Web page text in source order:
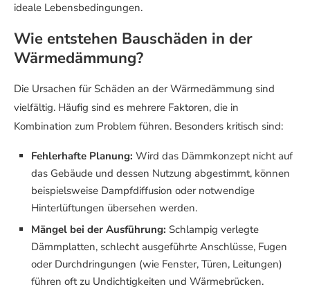
ideale Lebensbedingungen.
Wie entstehen Bauschäden in der
Wärmedämmung?
Die Ursachen für Schäden an der Wärmedämmung sind
vielfältig. Häufig sind es mehrere Faktoren, die in
Kombination zum Problem führen. Besonders kritisch sind:
Fehlerhafte Planung: Wird das Dämmkonzept nicht auf
das Gebäude und dessen Nutzung abgestimmt, können
beispielsweise Dampfdiffusion oder notwendige
Hinterlüftungen übersehen werden.
Mängel bei der Ausführung: Schlampig verlegte
Dämmplatten, schlecht ausgeführte Anschlüsse, Fugen
oder Durchdringungen (wie Fenster, Türen, Leitungen)
führen oft zu Undichtigkeiten und Wärmebrücken.